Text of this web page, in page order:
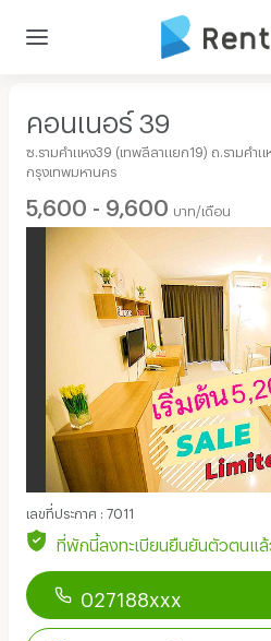
คอนเนอร์ 39
ซ.รามคำแหง39 (เทพลีลาแยก19) ถ.รามคำ
กรุงเทพมหานคร
5,600 - 9,600 บาท/เดือน
เลขที่ประกาศ : 7011
ที่พักนี้ลงทะเบียนยืนยันตัวตนแล้
027188xxx